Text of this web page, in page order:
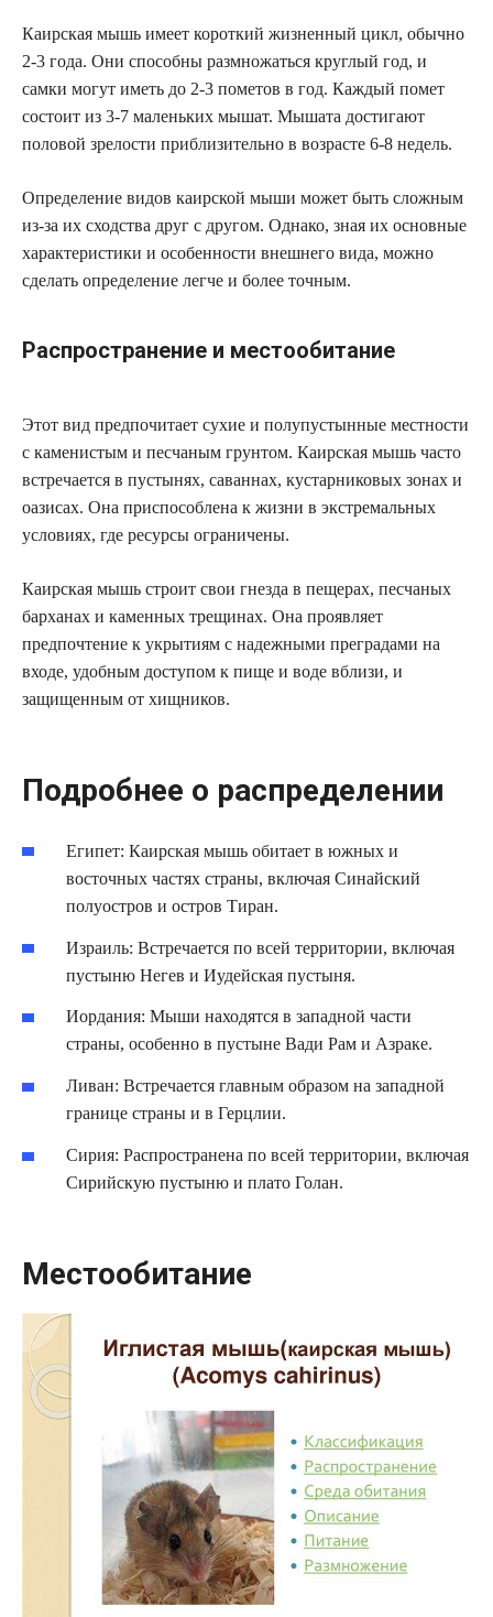
Каирская мышь имеет короткий жизненный цикл, обычно
2-3 года. Они способны размножаться круглый год, и
самки могут иметь до 2-3 пометов в год. Каждый помет
состоит из 3-7 маленьких мышат. Мышата достигают
половой зрелости приблизительно в возрасте 6-8 недель.
Определение видов каирской мыши может быть сложным
из-за их сходства друг с другом. Однако, зная их основные
характеристики и особенности внешнего вида, можно
сделать определение легче и более точным.
Распространение и местообитание
Этот вид предпочитает сухие и полупустынные местности
с каменистым и песчаным грунтом. Каирская мышь часто
встречается в пустынях, саваннах, кустарниковых зонах и
оазисах. Она приспособлена к жизни в экстремальных
условиях, где ресурсы ограничены.
Каирская мышь строит свои гнезда в пещерах, песчаных
барханах и каменных трещинах. Она проявляет
предпочтение к укрытиям с надежными преградами на
входе, удобным доступом к пище и воде вблизи, и
защищенным от хищников.
Подробнее о распределении
Египет: Каирская мышь обитает в южных и
восточных частях страны, включая Синайский
полуостров и остров Тиран.
Израиль: Встречается по всей территории, включая
пустыню Негев и Иудейская пустыня.
Иордания: Мыши находятся в западной части
страны, особенно в пустыне Вади Рам и Азраке.
Ливан: Встречается главным образом на западной
границе страны и в Герцлии.
Сирия: Распространена по всей территории, включая
Сирийскую пустыню и плато Голан.
Местообитание